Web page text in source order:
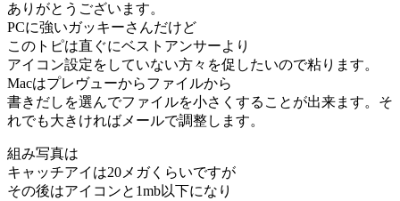
ありがとうございます。
PCに強いガッキーさんだけど
このトピは直ぐにベストアンサーより
アイコン設定をしていない方々を促したいので粘ります。
Macはプレヴューからファイルから
書きだしを選んでファイルを小さくすることが出来ます。そ
れでも大きければメールで調整します。
組み写真は
キャッチアイは20メガくらいですが
その後はアイコンと1mb以下になり